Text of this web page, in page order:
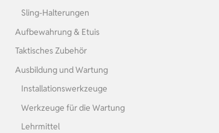
Sling-Halterungen
Aufbewahrung & Etuis
Taktisches Zubehör
Ausbildung und Wartung
Installationswerkzeuge
Werkzeuge für die Wartung
Lehrmittel